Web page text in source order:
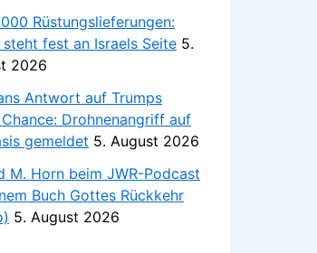
Rüstungslieferungen:
steht fest an Israels Seite 5.
2026
Antwort auf Trumps
Drohnenangriff auf
gemeldet 5. August 2026
M. Horn beim JWR-Podcast
Buch Gottes Rückkehr
5. August 2026